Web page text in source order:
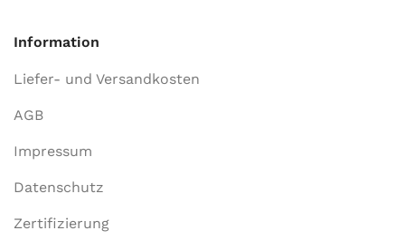
Information
Liefer- und Versandkosten
AGB
Impressum
Datenschutz
Zertifizierung